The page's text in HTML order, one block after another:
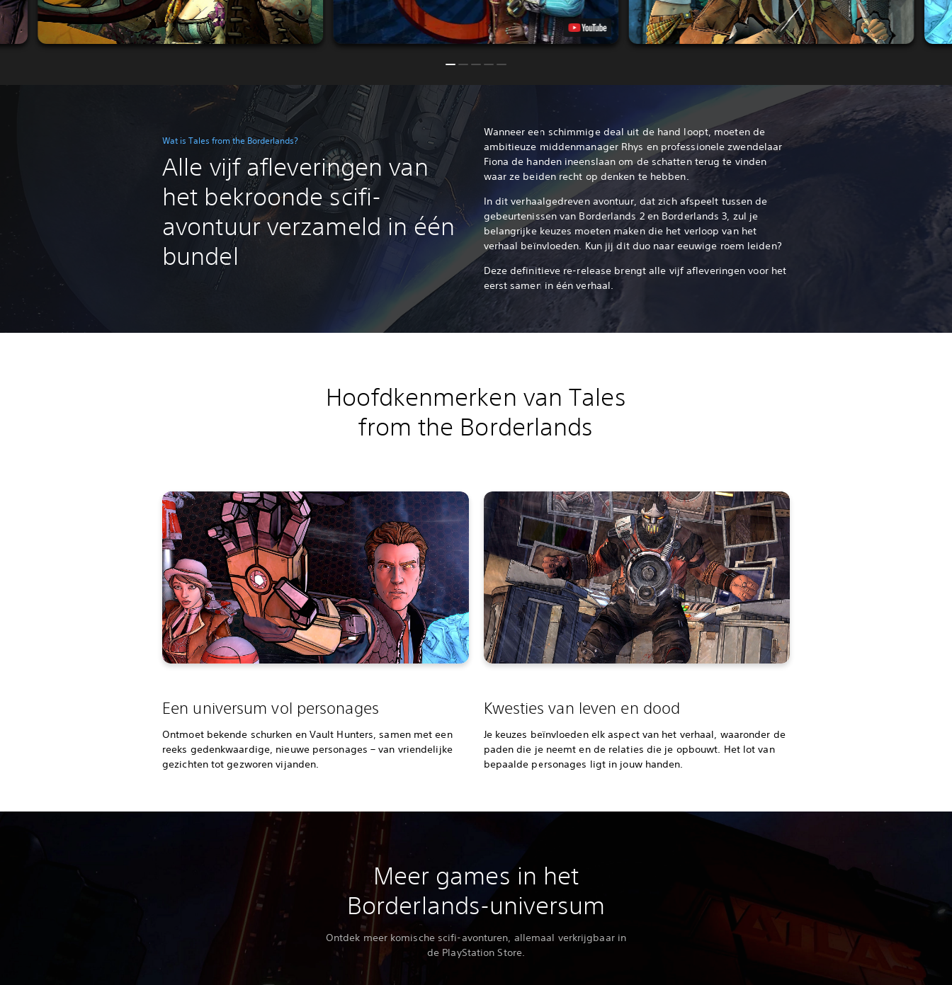
Wat is Tales from the Borderlands?
Alle vijf afleveringen van
het bekroonde scifi-
avontuur verzameld in één
bundel
Wanneer een schimmige deal uit de hand loopt, moeten de
ambitieuze middenmanager Rhys en professionele zwendelaar
Fiona de handen ineenslaan om de schatten terug te vinden
waar ze beiden recht op denken te hebben.
In dit verhaalgedreven avontuur, dat zich afspeelt tussen de
gebeurtenissen van Borderlands 2 en Borderlands 3, zul je
belangrijke keuzes moeten maken die het verloop van het
verhaal beïnvloeden. Kun jij dit duo naar eeuwige roem leiden?
Deze definitieve re-release brengt alle vijf afleveringen voor het
eerst samen in één verhaal.
Hoofdkenmerken van Tales
from the Borderlands
Een universum vol personages
Ontmoet bekende schurken en Vault Hunters, samen met een
reeks gedenkwaardige, nieuwe personages – van vriendelijke
gezichten tot gezworen vijanden.
Kwesties van leven en dood
Je keuzes beïnvloeden elk aspect van het verhaal, waaronder de
paden die je neemt en de relaties die je opbouwt. Het lot van
bepaalde personages ligt in jouw handen.
Meer games in het
Borderlands-universum
Ontdek meer komische scifi-avonturen, allemaal verkrijgbaar in
de PlayStation Store.